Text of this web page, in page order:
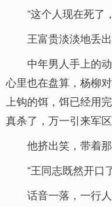
“这个人现在死了
王富贵淡淡地丢
中年男人手上的
心里也在盘算，杨柳
上钩的饵，饵已经用
真杀了，万一引来军
他挤出笑，带着
“王同志既然开口
话音一落，一行